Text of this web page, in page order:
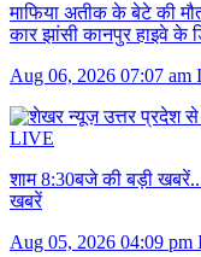
माफिया अतीक के बेटे की
कार झांसी कानपुर हाइवे के
Aug 06, 2026 07:07 am
LIVE
शाम 8:30बजे की बड़ी
खबरें
Aug 05, 2026 04:09 pm